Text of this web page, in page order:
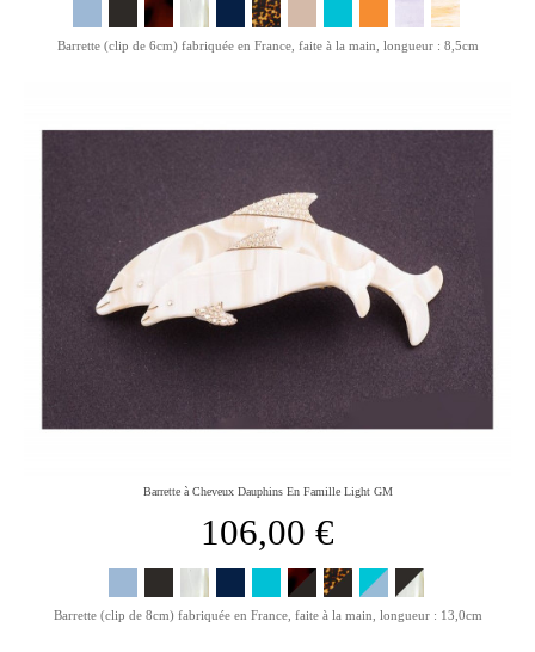
Barrette (clip de 6cm) fabriquée en France, faite à la main, longueur : 8,5cm
Barrette à Cheveux Dauphins En Famille Light GM
106,00 €
Barrette (clip de 8cm) fabriquée en France, faite à la main, longueur : 13,0cm